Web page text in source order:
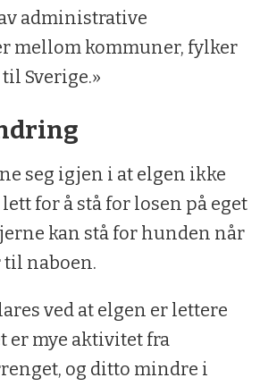
administrative
mellom kommuner, fylker
Sverige.»
seg igjen i at elgen ikke
for å stå for losen på eget
kan stå for hunden når
til naboen.
ved at elgen er lettere
er mye aktivitet fra
og ditto mindre i